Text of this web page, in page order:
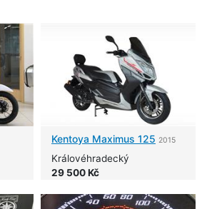
Kentoya Maximus 125 2015
Královéhradecký
29 500 Kč